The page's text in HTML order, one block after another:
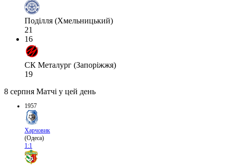
Поділля (Хмельницький)
21
16
СК Металург (Запоріжжя)
19
8 серпня Матчі у цей день
1957
Харчовик
(Одеса)
1:1